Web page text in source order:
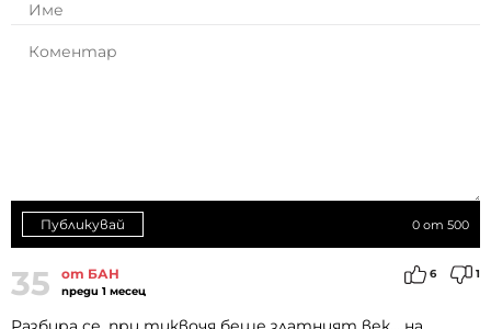
0 от 500
Публикувай
35 от БАН
преди 1 месец
6 1